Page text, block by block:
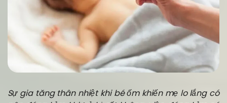
Sự gia tăng thân nhiệt khi bé ốm khiến mẹ lo lắng có